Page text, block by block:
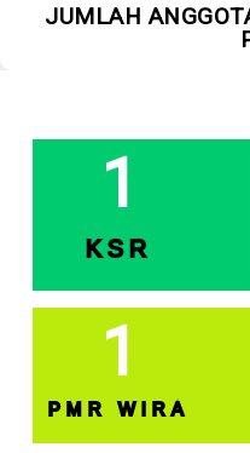
JUMLAH
KSR
1
PMR WIRA
1